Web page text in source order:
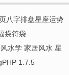
八字排盘星座运势
袋符袋
风水学 家居风水 星
1.7.5